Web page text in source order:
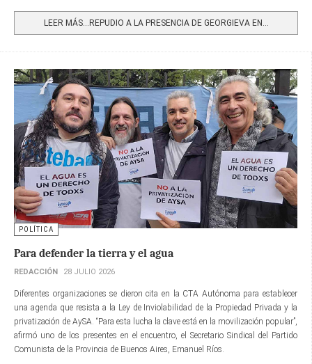
LEER MÁS…REPUDIO A LA PRESENCIA DE GEORGIEVA EN...
POLÍTICA
Para defender la tierra y el agua
REDACCIÓN 28 JULIO 2026
Diferentes organizaciones se dieron cita en la CTA Autónoma para establecer
una agenda que resista a la Ley de Inviolabilidad de la Propiedad Privada y la
privatización de AySA. “Para esta lucha la clave está en la movilización popular”,
afirmó uno de los presentes en el encuentro, el Secretario Sindical del Partido
Comunista de la Provincia de Buenos Aires, Emanuel Ríos.